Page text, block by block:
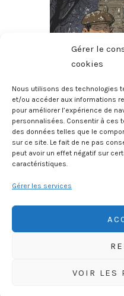
Gérer le
cookies
Nous utilisons des technologies
et/ou accéder aux informations
pour améliorer l’expérience de
personnalisées. Consentir à ces
des données telles que le
sur ce site. Le fait de ne pas
peut avoir un effet négatif sur
caractéristiques.
Gérer les services
VOIR LES
Micmac
8
HISTOIRE, GÉOGRAPHIE,